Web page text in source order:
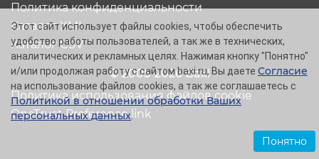
© 2005-2026 Baxi
Политика конфиденциальности
Каталог XML
Каталог CSV
Политика использования файлов cookie
OneTrust Preference link
Этот сайт использует файлы cookies, чтобы обеспечить
удобство работы пользователей, а так же в технических,
аналитических и рекламных целях. Нажимая кнопку "Понятно"
и/или продолжая работу с сайтом baxi.ru, Вы даете Согласие
на использование файлов cookies, а так же соглашаетесь с
Политикой в отношении обработки Ваших
персональных данных.
Понятно